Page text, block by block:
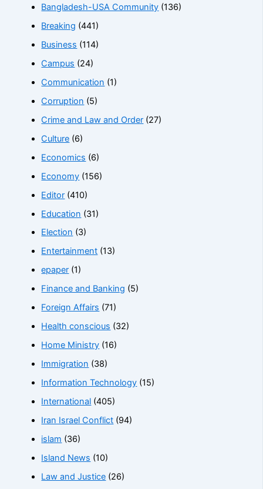
Bangladesh-USA Community (136)
Breaking (441)
Business (114)
Campus (24)
Communication (1)
Corruption (5)
Crime and Law and Order (27)
Culture (6)
Economics (6)
Economy (156)
Editor (410)
Education (31)
Election (3)
Entertainment (13)
epaper (1)
Finance and Banking (5)
Foreign Affairs (71)
Health conscious (32)
Home Ministry (16)
Immigration (38)
Information Technology (15)
International (405)
Iran Israel Conflict (94)
islam (36)
Island News (10)
Law and Justice (26)